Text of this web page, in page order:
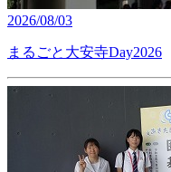
2026/08/03
まるごと大安寺Day2026